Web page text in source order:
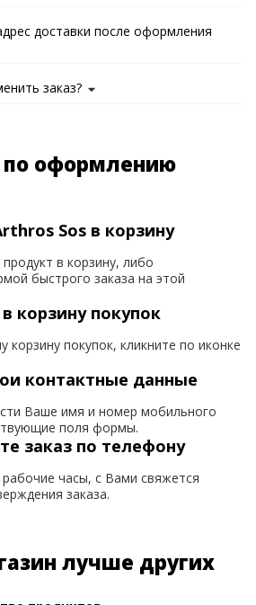
доставки после оформления
заказ?
по оформлению
Sos в корзину
в корзину, либо
быстрого заказа на этой
корзину покупок
покупок, кликните по иконке
контактные данные
Ваше имя и номер мобильного
поля формы.
заказ по телефону
часы, с Вами свяжется
заказа.
лучше других